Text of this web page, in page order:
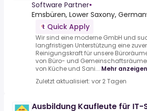
Software Partner•
Emsbüren, Lower Saxony,
Quick Apply
Wir sind eine moderne GmbH und
langfristigen Unterstützung eine
Reinigungskraft für unsere
von Büro- und
von Küche und Sani... Mehr anzeigen
Zuletzt aktualisiert: vor 2 Tagen
Ausbildung Kaufleute für IT-